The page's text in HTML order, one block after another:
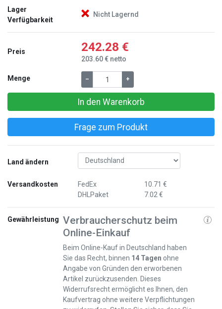
Lager
Verfügbarkeit
Nicht Lagernd
Preis 242.28 €
203.60 € netto
Menge – +
In den Warenkorb
Frage zum Produkt
Land ändern
Versandkosten
FedEx
DHLPaket
10.71 €
7.02 €
Gewährleistung Verbraucherschutz beim
Online-Einkauf
Beim Online-Kauf in Deutschland haben
Sie das Recht, binnen 14 Tagen ohne
Angabe von Gründen den erworbenen
Artikel zurückzusenden. Dieses
Widerrufsrecht ermöglicht es Ihnen, den
Kaufvertrag ohne weitere Verpflichtungen